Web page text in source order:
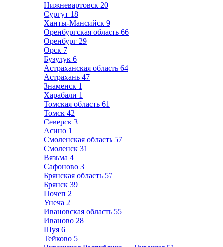
Нижневартовск 20
Сургут 18
Ханты-Мансийск 9
Оренбургская область 66
Оренбург 29
Орск 7
Бузулук 6
Астраханская область 64
Астрахань 47
Знаменск 1
Харабали 1
Томская область 61
Томск 42
Северск 3
Асино 1
Смоленская область 57
Смоленск 31
Вязьма 4
Сафоново 3
Брянская область 57
Брянск 39
Почеп 2
Унеча 2
Ивановская область 55
Иваново 28
Шуя 6
Тейково 5